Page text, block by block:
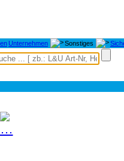
Unternehmen Sonstiges